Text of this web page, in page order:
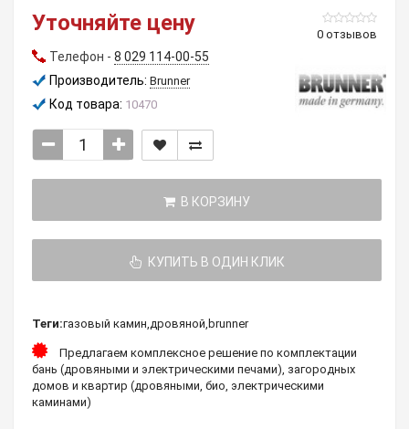
0 отзывов
Уточняйте цену
Телефон - 8 029 114-00-55
Производитель: Brunner
Код товара: 10470
В КОРЗИНУ
КУПИТЬ В ОДИН КЛИК
Теги:газовый камин,дровяной, brunner
Предлагаем комплексное решение по комплектации
бань (дровяными и электрическими печами), загородных
домов и квартир (дровяными, био, электрическими
каминами)